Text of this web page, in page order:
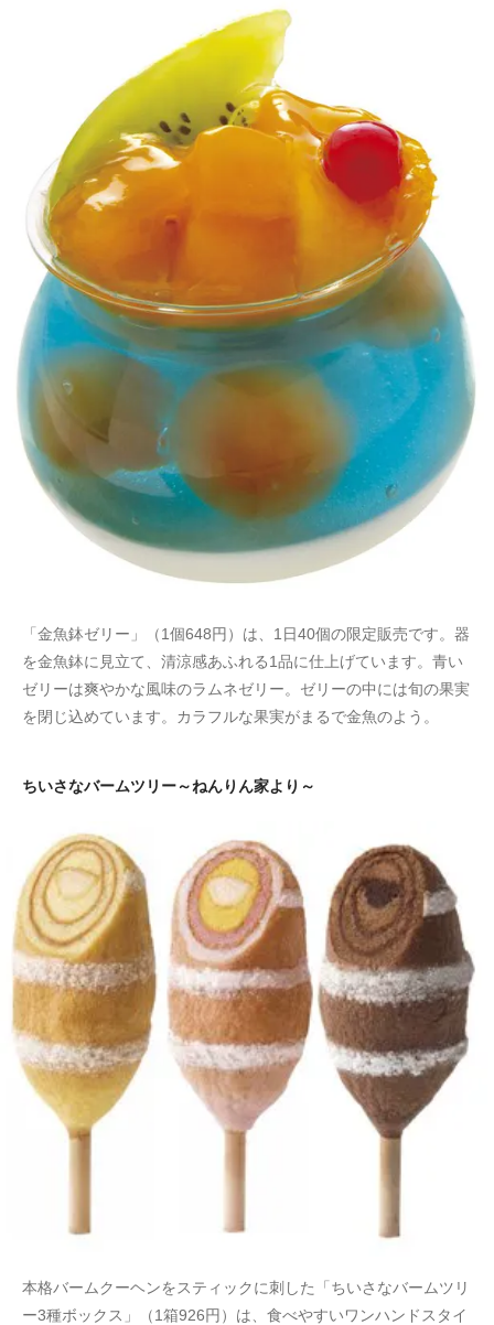
「金魚鉢ゼリー」（1個648円）は、1日40個の限定販売です。器
を金魚鉢に見立て、清涼感あふれる1品に仕上げています。青い
ゼリーは爽やかな風味のラムネゼリー。ゼリーの中には旬の果実
を閉じ込めています。カラフルな果実がまるで金魚のよう。
ちいさなバームツリー～ねんりん家より～
本格バームクーヘンをスティックに刺した「ちいさなバームツリ
ー3種ボックス」（1箱926円）は、食べやすいワンハンドスタイ